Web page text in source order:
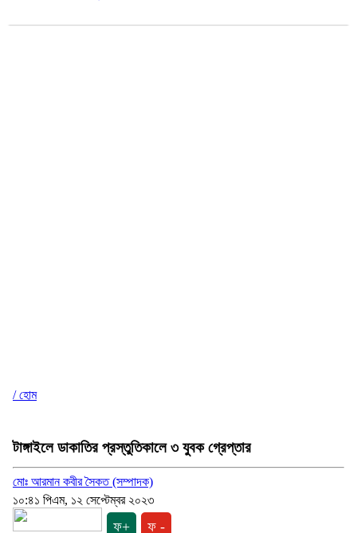
/ হোম
টাঙ্গাইলে ডাকাতির প্রস্তুতিকালে ৩ যুবক গ্রেপ্তার
মোঃ আরমান কবীর সৈকত (সম্পাদক)
১০:৪১ পিএম, ১২ সেপ্টেম্বর ২০২৩
ফ+ ফ -